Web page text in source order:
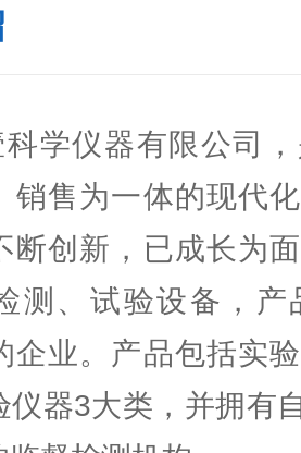
学仪器有限公司
销售为一体的现代
断创新，已成长为
测、试验设备，
企业。产品包括实
仪器3大类，并拥有